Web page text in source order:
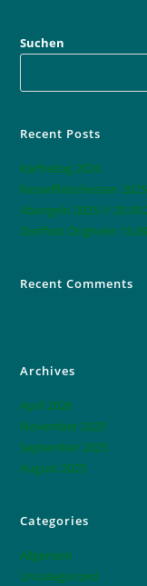
Suchen
Recent Posts
Karfreitag 2026
Kesselfleischessen 2025
Abangeln 2025 //
Dorffest Ötigheim
Recent Comments
Archives
April 2026
November 2025
September 2025
August 2025
Categories
Allgemein
Uncategorized